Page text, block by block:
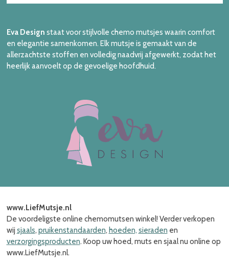
Eva Design staat voor stijlvolle chemo mutsjes waarin comfort
en elegantie samenkomen. Elk mutsje is gemaakt van de
allerzachtste stoffen en volledig naadvrij afgewerkt, zodat het
heerlijk aanvoelt op de gevoelige hoofdhuid.
www.LiefMutsje.nl
De voordeligste online chemomutsen winkel! Verder verkopen
wij sjaals, pruikenstandaarden, hoeden, sieraden en
verzorgingsproducten. Koop uw hoed, muts en sjaal nu online op
www.LiefMutsje.nl.